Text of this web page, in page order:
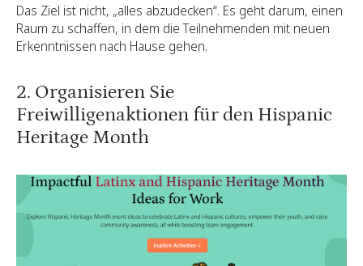
Das Ziel ist nicht, „alles abzudecken“. Es geht darum, einen
Raum zu schaffen, in dem die Teilnehmenden mit neuen
Erkenntnissen nach Hause gehen.
2. Organisieren Sie
Freiwilligenaktionen für den Hispanic
Heritage Month